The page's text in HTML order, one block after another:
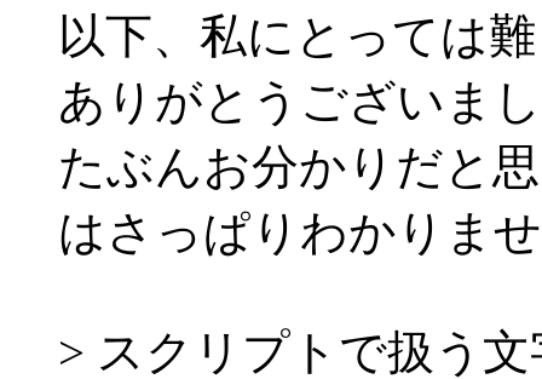
以下、私にとっては
ありがとうございま
たぶんお分かりだと
はさっぱりわかりま
> スクリプトで扱う